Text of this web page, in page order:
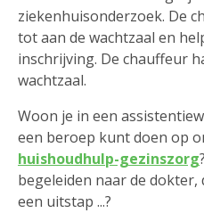
ziekenhuisonderzoek. De
tot aan de wachtzaal en
inschrijving. De chauffeur
wachtzaal.
Woon je in een
een beroep kunt doen op
huishoudhulp-gezinszorg
begeleiden naar de dokter,
een uitstap ...?